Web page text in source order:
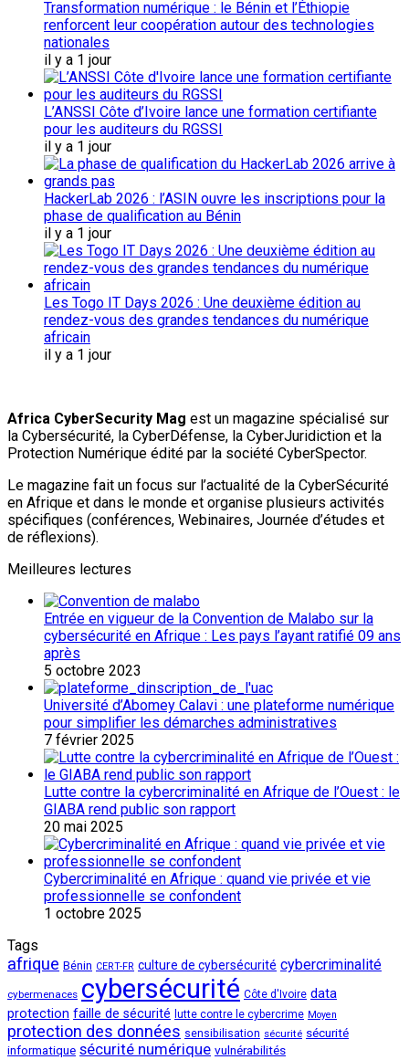
Transformation numérique : le Bénin et l’Éthiopie
renforcent leur coopération autour des technologies
nationales
il y a 1 jour
L’ANSSI Côte d’Ivoire lance une formation certifiante
pour les auditeurs du RGSSI
il y a 1 jour
HackerLab 2026 : l’ASIN ouvre les inscriptions pour la
phase de qualification au Bénin
il y a 1 jour
Les Togo IT Days 2026 : Une deuxième édition au
rendez-vous des grandes tendances du numérique
africain
il y a 1 jour
Africa CyberSecurity Mag est un magazine spécialisé sur
la Cybersécurité, la CyberDéfense, la CyberJuridiction et la
Protection Numérique édité par la société CyberSpector.
Le magazine fait un focus sur l’actualité de la CyberSécurité
en Afrique et dans le monde et organise plusieurs activités
spécifiques (conférences, Webinaires, Journée d’études et
de réflexions).
Meilleures lectures
Entrée en vigueur de la Convention de Malabo sur la
cybersécurité en Afrique : Les pays l’ayant ratifié 09 ans
après
5 octobre 2023
Université d’Abomey Calavi : une plateforme numérique
pour simplifier les démarches administratives
7 février 2025
Lutte contre la cybercriminalité en Afrique de l’Ouest : le
GIABA rend public son rapport
20 mai 2025
Cybercriminalité en Afrique : quand vie privée et vie
professionnelle se confondent
1 octobre 2025
Tags
afrique Bénin CERT-FR culture de cybersécurité cybercriminalité
cybermenaces cybersécurité Côte d'Ivoire data
protection faille de sécurité lutte contre le cybercrime Moyen
protection des données sensibilisation sécurité sécurité
informatique sécurité numérique vulnérabilités